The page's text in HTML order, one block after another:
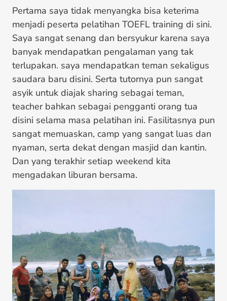
Pertama saya tidak menyangka bisa keterima
menjadi peserta pelatihan TOEFL training di sini.
Saya sangat senang dan bersyukur karena saya
banyak mendapatkan pengalaman yang tak
terlupakan. saya mendapatkan teman sekaligus
saudara baru disini. Serta tutornya pun sangat
asyik untuk diajak sharing sebagai teman,
teacher bahkan sebagai pengganti orang tua
disini selama masa pelatihan ini. Fasilitasnya pun
sangat memuaskan, camp yang sangat luas dan
nyaman, serta dekat dengan masjid dan kantin.
Dan yang terakhir setiap weekend kita
mengadakan liburan bersama.